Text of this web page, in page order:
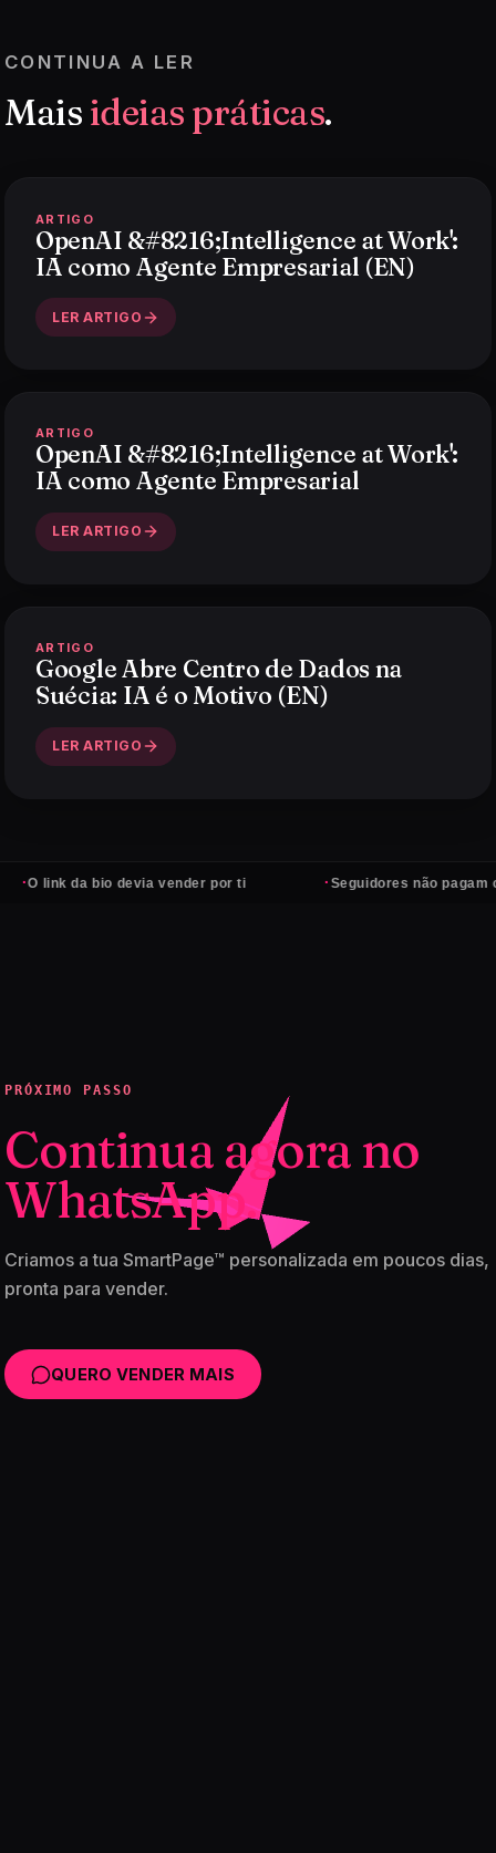
CONTINUA A LER
Mais ideias práticas.
ARTIGO
OpenAI &#8216;Intelligence at Work':
IA como Agente Empresarial (EN)
LER ARTIGO
ARTIGO
OpenAI &#8216;Intelligence at Work':
IA como Agente Empresarial
LER ARTIGO
ARTIGO
Google Abre Centro de Dados na
Suécia: IA é o Motivo (EN)
LER ARTIGO
link da bio devia vender por ti Seguidores não pagam
PRÓXIMO PASSO
Continua agora no
WhatsApp.
Criamos a tua SmartPage™ personalizada em poucos dias,
pronta para vender.
QUERO VENDER MAIS